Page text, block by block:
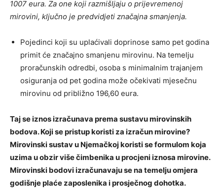
1007 eura. Za one koji razmišljaju o prijevremenoj
mirovini, ključno je predvidjeti značajna smanjenja.
Pojedinci koji su uplaćivali doprinose samo pet godina
primit će značajno smanjenu mirovinu. Na temelju
proračunskih odredbi, osoba s minimalnim trajanjem
osiguranja od pet godina može očekivati ​​mjesečnu
mirovinu od približno 196,60 eura.
Taj se iznos izračunava prema sustavu mirovinskih
bodova. Koji se pristup koristi za izračun mirovine?
Mirovinski sustav u Njemačkoj koristi se formulom koja
uzima u obzir više čimbenika u procjeni iznosa mirovine.
Mirovinski bodovi izračunavaju se na temelju omjera
godišnje plaće zaposlenika i prosječnog dohotka.